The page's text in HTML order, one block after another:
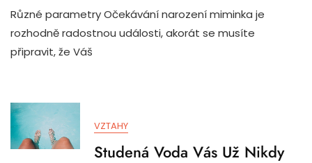
Různé parametry Očekávání narození miminka je
rozhodně radostnou události, akorát se musíte
připravit, že Váš
VZTAHY
Studená Voda Vás Už Nikdy